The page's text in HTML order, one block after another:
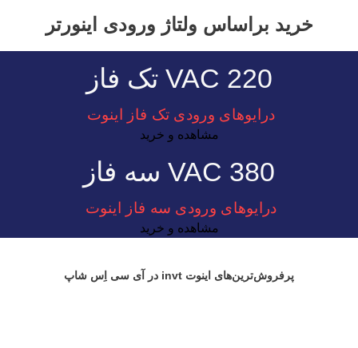
خرید براساس ولتاژ ورودی اینورتر
220 VAC تک فاز
درایوهای ورودی تک فاز اینوت
مشاهده و خرید
380 VAC سه فاز
درایوهای ورودی سه فاز اینوت
مشاهده و خرید
پرفروش‌ترین‌های اینوت invt در آی سی اِس شاپ